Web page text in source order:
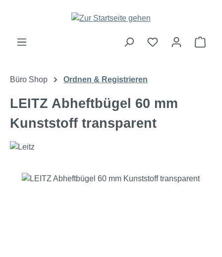
Zum Hauptinhalt springen
Büro Shop Ordnen & Registrieren
LEITZ Abheftbügel 60 mm
Kunststoff transparent
Bildergalerie überspringen